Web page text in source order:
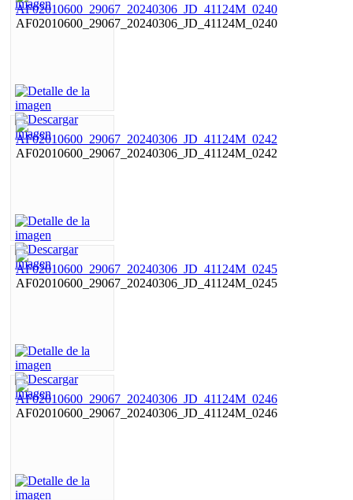
AF02010600_29067_20240306_JD_41124M_0240
AF02010600_29067_20240306_JD_41124M_0242
AF02010600_29067_20240306_JD_41124M_0245
AF02010600_29067_20240306_JD_41124M_0246